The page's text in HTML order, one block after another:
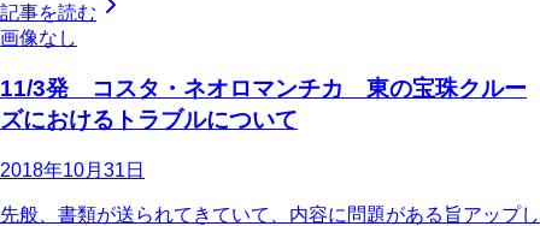
記事を読む
画像なし
11/3発 コスタ・ネオロマンチカ 東の宝珠クルー
ズにおけるトラブルについて
2018年10月31日
先般、書類が送られてきていて、内容に問題がある旨アップし